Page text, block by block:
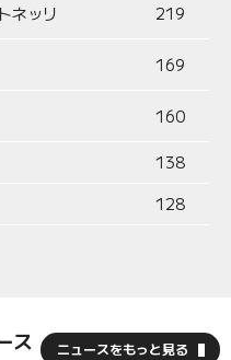
ネッリ 219
169
160
138
128
ス ニュースをもっと見る